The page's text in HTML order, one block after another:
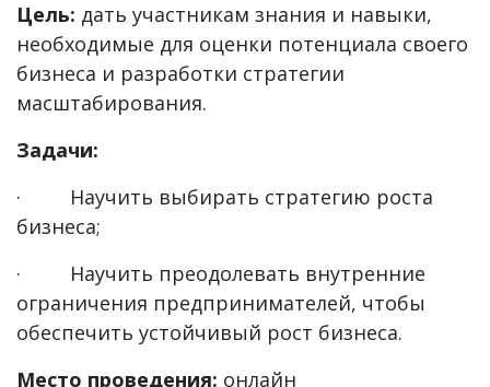
Цель: дать участникам знания и навыки,
необходимые для оценки потенциала своего
бизнеса и разработки стратегии
масштабирования.
Задачи:
· Научить выбирать стратегию роста
бизнеса;
· Научить преодолевать внутренние
ограничения предпринимателей, чтобы
обеспечить устойчивый рост бизнеса.
Место проведения: онлайн